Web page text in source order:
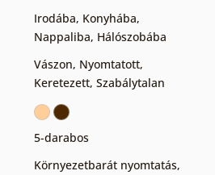
Irodába, Konyhába,
Nappaliba, Hálószobába
Vászon, Nyomtatott,
Keretezett, Szabálytalan
5-darabos
Környezetbarát nyomtatás,